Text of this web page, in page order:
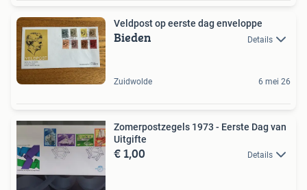
Veldpost op eerste dag enveloppe
Bieden Details
Zuidwolde 6 mei 26
Zomerpostzegels 1973 - Eerste Dag van
Uitgifte
€ 1,00 Details